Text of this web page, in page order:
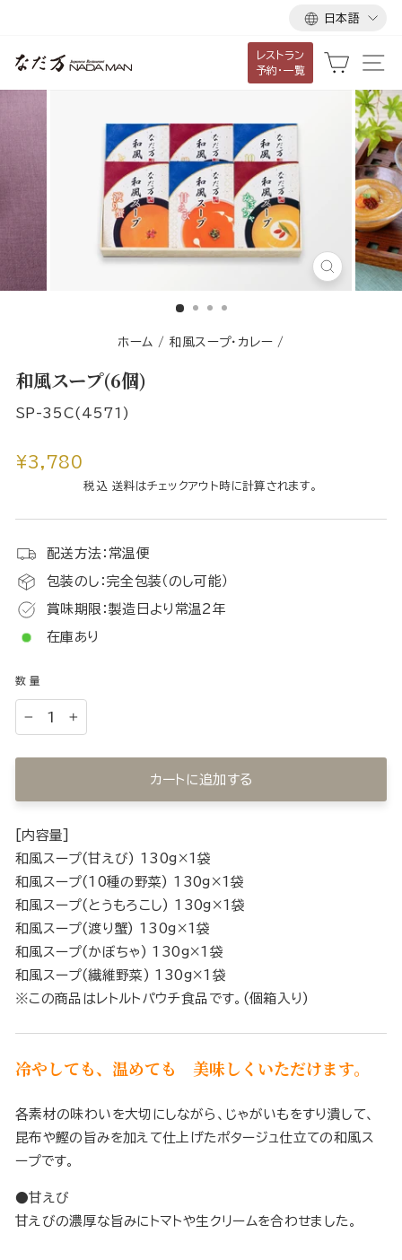
移
言
語
日本語
レストラン
予約・一覧
カート
閉
ホーム / 和風スープ・カレー /
和風スープ(6個)
SP-35C(4571)
通
¥3,780
税込 送料はチェックアウト時に計算されます。
配送方法：常温便
包装のし：完全包装（のし可能）
賞味期限：製造日より常温2年
在庫あり
数量
カートに追加する
[内容量]
和風スープ(甘えび) 130g×1袋
和風スープ(10種の野菜) 130g×1袋
和風スープ(とうもろこし) 130g×1袋
和風スープ(渡り蟹) 130g×1袋
和風スープ(かぼちゃ) 130g×1袋
和風スープ(繊維野菜) 130g×1袋
※この商品はレトルトパウチ食品です。(個箱入り)
冷やしても、温めても 美味しくいただけます。
各素材の味わいを大切にしながら、じゃがいもをすり潰して、
昆布や鰹の旨みを加えて仕上げたポタージュ仕立ての和風ス
ープです。
●甘えび
甘えびの濃厚な旨みにトマトや生クリームを合わせました。